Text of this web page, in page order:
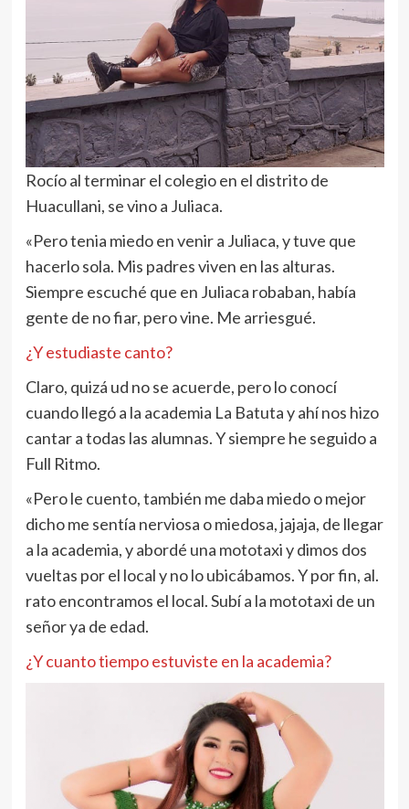
Rocío al terminar el colegio en el distrito de
Huacullani, se vino a Juliaca.
«Pero tenia miedo en venir a Juliaca, y tuve que
hacerlo sola. Mis padres viven en las alturas.
Siempre escuché que en Juliaca robaban, había
gente de no fiar, pero vine. Me arriesgué.
¿Y estudiaste canto?
Claro, quizá ud no se acuerde, pero lo conocí
cuando llegó a la academia La Batuta y ahí nos hizo
cantar a todas las alumnas. Y siempre he seguido a
Full Ritmo.
«Pero le cuento, también me daba miedo o mejor
dicho me sentía nerviosa o miedosa, jajaja, de llegar
a la academia, y abordé una mototaxi y dimos dos
vueltas por el local y no lo ubicábamos. Y por fin, al.
rato encontramos el local. Subí a la mototaxi de un
señor ya de edad.
¿Y cuanto tiempo estuviste en la academia?